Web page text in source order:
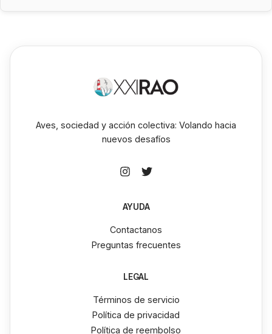
Aves, sociedad y acción colectiva: Volando hacia
nuevos desafíos
AYUDA
Contactanos
Preguntas frecuentes
LEGAL
Términos de servicio
Política de privacidad
Política de reembolso